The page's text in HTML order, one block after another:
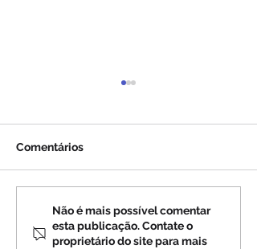
Profecias sobre a Rússia
(4)
Comentários
Não é mais possível comentar
esta publicação. Contate o
proprietário do site para mais